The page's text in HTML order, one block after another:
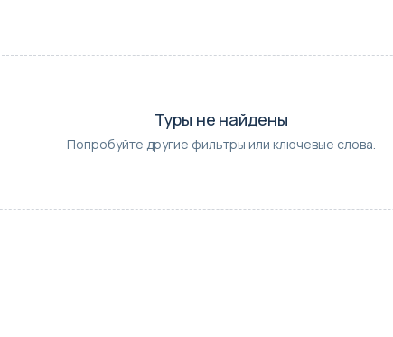
Туры не найдены
Попробуйте другие фильтры или ключевые слова.